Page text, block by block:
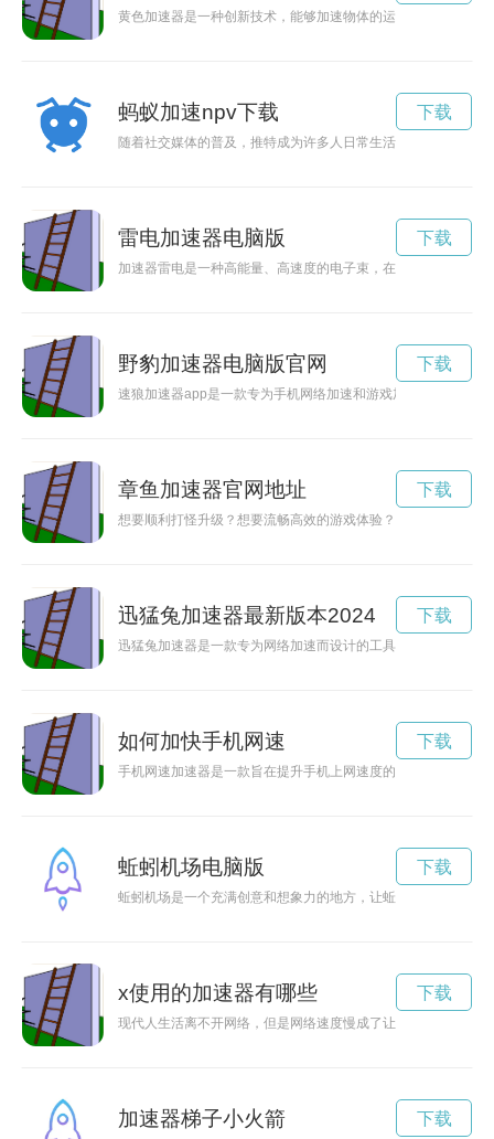
黄色加速器是一种创新技术，能够加速物体的运动速度，颠覆
蚂蚁加速npv下载
随着社交媒体的普及，推特成为许多人日常生活中重要的交流
下载
雷电加速器电脑版
加速器雷电是一种高能量、高速度的电子束，在科技领域有着
下载
野豹加速器电脑版官网
速狼加速器app是一款专为手机网络加速和游戏加速而设计的
下载
章鱼加速器官网地址
想要顺利打怪升级？想要流畅高效的游戏体验？赶紧下载章鱼
下载
迅猛兔加速器最新版本2024
迅猛兔加速器是一款专为网络加速而设计的工具，现已免费开
下载
如何加快手机网速
手机网速加速器是一款旨在提升手机上网速度的应用程序，可
下载
蚯蚓机场电脑版
蚯蚓机场是一个充满创意和想象力的地方，让蚯蚓们也能体验到
下载
x使用的加速器有哪些
现代人生活离不开网络，但是网络速度慢成了让人头痛的问题
下载
加速器梯子小火箭 下载